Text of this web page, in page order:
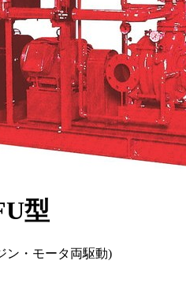
型
ン・モータ両駆動)